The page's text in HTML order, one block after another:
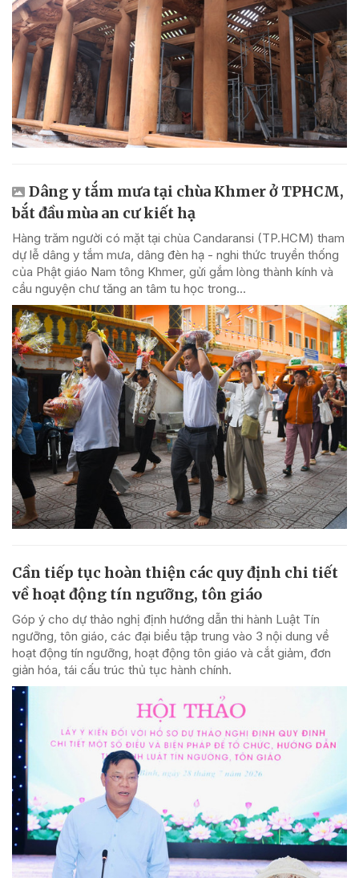
Dâng y tắm mưa tại chùa Khmer ở TPHCM,
bắt đầu mùa an cư kiết hạ
Hàng trăm người có mặt tại chùa Candaransi (TP.HCM) tham
dự lễ dâng y tắm mưa, dâng đèn hạ - nghi thức truyền thống
của Phật giáo Nam tông Khmer, gửi gắm lòng thành kính và
cầu nguyện chư tăng an tâm tu học trong...
Cần tiếp tục hoàn thiện các quy định chi tiết
về hoạt động tín ngưỡng, tôn giáo
Góp ý cho dự thảo nghị định hướng dẫn thi hành Luật Tín
ngưỡng, tôn giáo, các đại biểu tập trung vào 3 nội dung về
hoạt động tín ngưỡng, hoạt động tôn giáo và cắt giảm, đơn
giản hóa, tái cấu trúc thủ tục hành chính.